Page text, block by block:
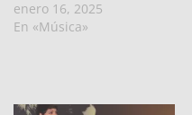
enero 16, 2025
En «Música»